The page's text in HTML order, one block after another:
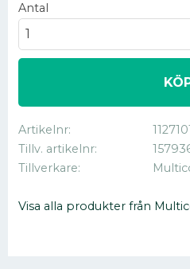
Antal
Artikelnr
Tillv. artikelnr
Tillverkare
Visa alla produkter från